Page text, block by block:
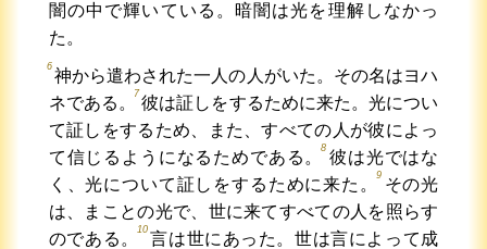
闇の中で輝いている。暗闇は光を理解しなかっ
た。
6
神から遣わされた一人の人がいた。その名はヨハ
ネである。
7
彼は証しをするために来た。光につい
て証しをするため、また、すべての人が彼によっ
て信じるようになるためである。
8
彼は光ではな
く、光について証しをするために来た。
9
その光
は、まことの光で、世に来てすべての人を照らす
のである。
10
言は世にあった。世は言によって成